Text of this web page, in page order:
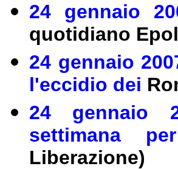
24 gennaio
quotidiano
24 gennaio
l'eccidio dei
24 gennaio
settimana
Liberazione)